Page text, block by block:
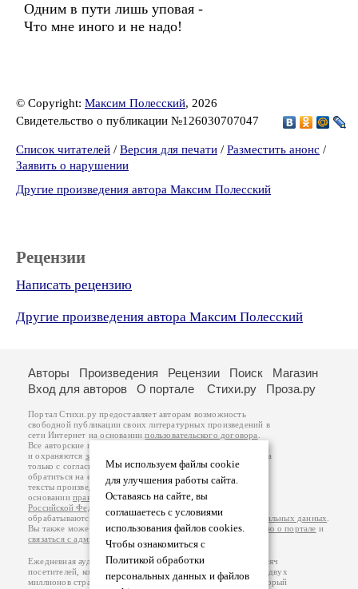
Одним в пути лишь уповая -
Что мне иного и не надо!
© Copyright: Максим Полесский, 2026
Свидетельство о публикации №126030707047
Список читателей / Версия для печати / Разместить анонс /
Заявить о нарушении
Другие произведения автора Максим Полесский
Рецензии
Написать рецензию
Другие произведения автора Максим Полесский
Мы используем файлы cookie
для улучшения работы сайта.
Оставаясь на сайте, вы
соглашаетесь с условиями
использования файлов cookies.
Чтобы ознакомиться с
Политикой обработки
персональных данных и файлов
Авторы Произведения Рецензии Поиск
Магазин
Вход для авторов
О портале Стихи.ру Проза.ру
Портал Стихи.ру предоставляет авторам возможность
свободной публикации своих литературных произведений в
сети Интернет на основаниипользовательского договора
Все авторские права на произведения принадлежат авторам
и охраняются законом
. Перепечатка произведений возможна
только с согласия его автора, к которому вы можете
обратиться на его авторской странице. Ответственность за
тексты произведений авторы несут самостоятельно на
основанииправил публикацииизаконодательства
Российской Федерации
обрабатываются на основанииПолитики обработки персональных данных
Вы также можете посмотреть более подробнуюинформацию о портале и
связаться с администрацией
Ежедневная аудитория портала Стихи.ру – порядка 200 тысяч
посетителей, которые в общей сумме просматривают более двух
миллионов страниц по данным счетчика посещаемости, который